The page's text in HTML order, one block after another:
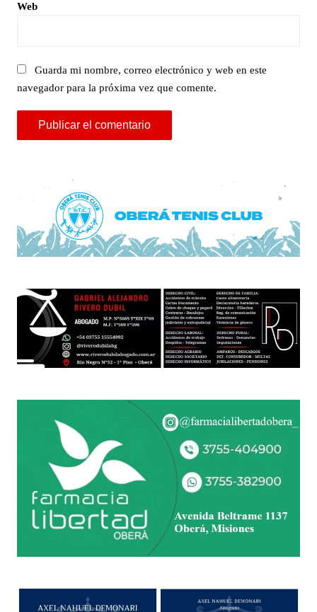
Web
Guarda mi nombre, correo electrónico y web en este
navegador para la próxima vez que comente.